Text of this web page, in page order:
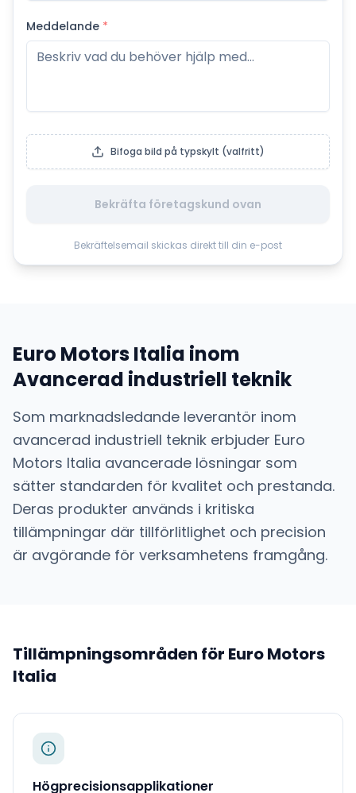
Meddelande *
Bifoga bild på typskylt (valfritt)
Bekräfta företagskund ovan
Bekräftelsemail skickas direkt till din e-post
Euro Motors Italia inom
Avancerad industriell teknik
Som marknadsledande leverantör inom
avancerad industriell teknik erbjuder Euro
Motors Italia avancerade lösningar som
sätter standarden för kvalitet och prestanda.
Deras produkter används i kritiska
tillämpningar där tillförlitlighet och precision
är avgörande för verksamhetens framgång.
Tillämpningsområden för Euro Motors
Italia
Högprecisionsapplikationer